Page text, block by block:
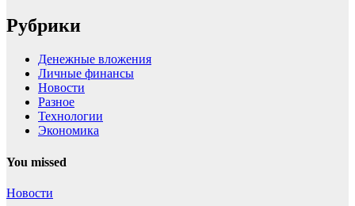
Рубрики
Денежные вложения
Личные финансы
Новости
Разное
Технологии
Экономика
You missed
Новости